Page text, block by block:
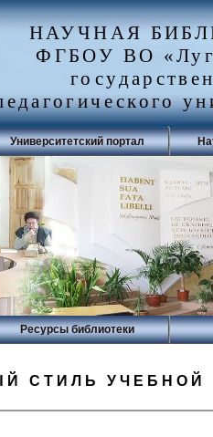
НАУЧНАЯ
ФГБОУ ВО
Университетский портал
Ресурсы библиотеки
СТИЛЬ